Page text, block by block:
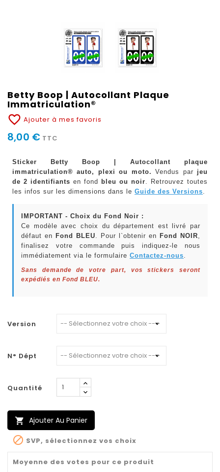
Betty Boop | Autocollant Plaque
Immatriculation®
favorite_border Ajouter à mes favoris
8,00 € TTC
Sticker Betty Boop | Autocollant plaque
immatriculation® auto, plexi ou moto. Vendus par jeu
de 2 identifiants en fond bleu ou noir. Retrouvez toutes
les infos sur les dimensions dans le Guide des Versions.
IMPORTANT - Choix du Fond Noir :
Ce modèle avec choix du département est livré par
défaut en Fond BLEU. Pour l`obtenir en Fond NOIR,
finalisez votre commande puis indiquez-le nous
immédiatement via le formulaire Contactez-nous.
Sans demande de votre part, vos stickers seront
expédiés en Fond BLEU.
Version
N° Dépt
Quantité
 Ajouter Au Panier
 SVP, sélectionnez vos choix
Moyenne des votes pour ce produit